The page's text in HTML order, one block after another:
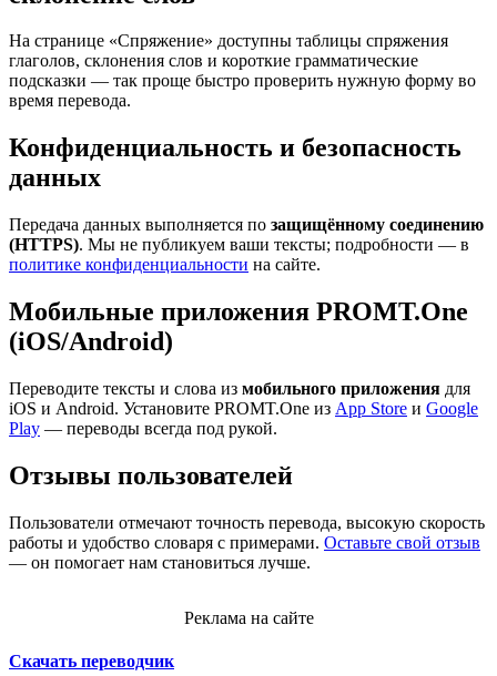
На странице «Спряжение» доступны таблицы спряжения
глаголов, склонения слов и короткие грамматические
подсказки — так проще быстро проверить нужную форму во
время перевода.
Конфиденциальность и безопасность
данных
Передача данных выполняется по защищённому соединению
(HTTPS). Мы не публикуем ваши тексты; подробности — в
политике конфиденциальности на сайте.
Мобильные приложения PROMT.One
(iOS/Android)
Переводите тексты и слова из мобильного приложения для
iOS и Android. Установите PROMT.One из App Store и Google
Play — переводы всегда под рукой.
Отзывы пользователей
Пользователи отмечают точность перевода, высокую скорость
работы и удобство словаря с примерами. Оставьте свой отзыв
— он помогает нам становиться лучше.
Реклама на сайте
Скачать переводчик